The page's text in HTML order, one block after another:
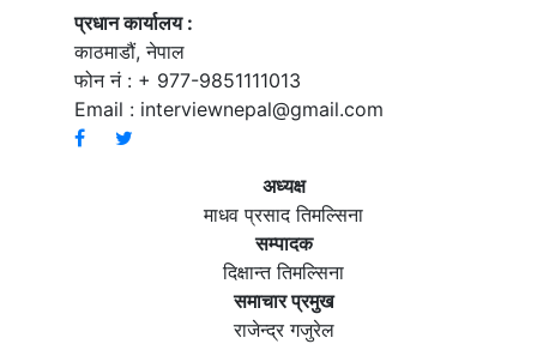
प्रधान कार्यालय :
काठमाडौं, नेपाल
फोन नं : + 977-9851111013
Email : interviewnepal@gmail.com
अध्यक्ष
माधव प्रसाद तिमल्सिना
सम्पादक
दिक्षान्त तिमल्सिना
समाचार प्रमुख
राजेन्द्र गजुरेल